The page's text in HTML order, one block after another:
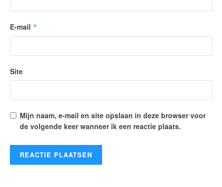
E-mail *
Site
Mijn naam, e-mail en site opslaan in deze browser voor
de volgende keer wanneer ik een reactie plaats.